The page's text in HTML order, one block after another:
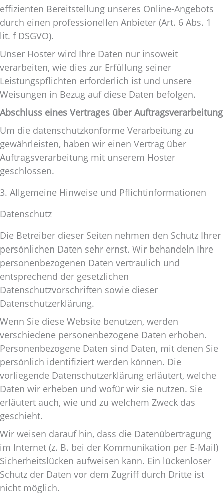
effizienten Bereitstellung unseres Online-Angebots
durch einen professionellen Anbieter (Art. 6 Abs. 1
lit. f DSGVO).
Unser Hoster wird Ihre Daten nur insoweit
verarbeiten, wie dies zur Erfüllung seiner
Leistungspflichten erforderlich ist und unsere
Weisungen in Bezug auf diese Daten befolgen.
Abschluss eines Vertrages über Auftragsverarbeitung
Um die datenschutzkonforme Verarbeitung zu
gewährleisten, haben wir einen Vertrag über
Auftragsverarbeitung mit unserem Hoster
geschlossen.
3. Allgemeine Hinweise und Pflichtinformationen
Datenschutz
Die Betreiber dieser Seiten nehmen den Schutz Ihrer
persönlichen Daten sehr ernst. Wir behandeln Ihre
personenbezogenen Daten vertraulich und
entsprechend der gesetzlichen
Datenschutzvorschriften sowie dieser
Datenschutzerklärung.
Wenn Sie diese Website benutzen, werden
verschiedene personenbezogene Daten erhoben.
Personenbezogene Daten sind Daten, mit denen Sie
persönlich identifiziert werden können. Die
vorliegende Datenschutzerklärung erläutert, welche
Daten wir erheben und wofür wir sie nutzen. Sie
erläutert auch, wie und zu welchem Zweck das
geschieht.
Wir weisen darauf hin, dass die Datenübertragung
im Internet (z. B. bei der Kommunikation per E-Mail)
Sicherheitslücken aufweisen kann. Ein lückenloser
Schutz der Daten vor dem Zugriff durch Dritte ist
nicht möglich.